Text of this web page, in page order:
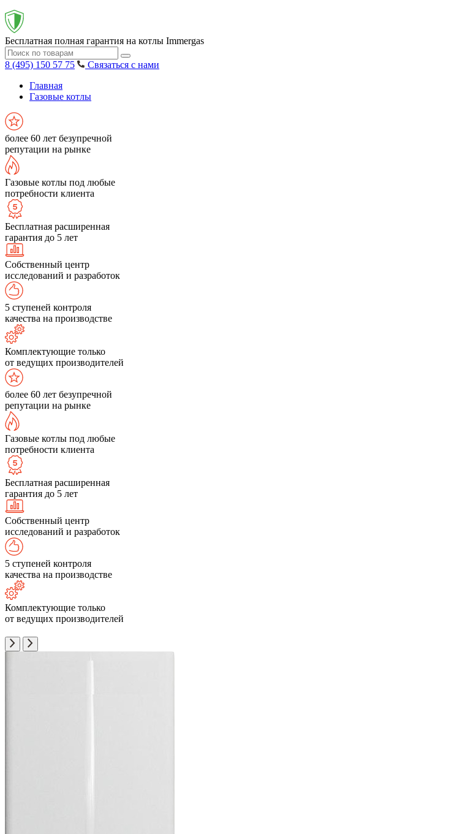
Бесплатная полная гарантия на котлы Immergas
8 (495) 150 57 75
Связаться с нами
Главная
Газовые котлы
более 60 лет безупречной
репутации на рынке
Газовые котлы под любые
потребности клиента
Бесплатная расширенная
гарантия до 5 лет
Собственный центр
исследований и разработок
5 ступеней контроля
качества на производстве
Комплектующие только
от ведущих производителей
более 60 лет безупречной
репутации на рынке
Газовые котлы под любые
потребности клиента
Бесплатная расширенная
гарантия до 5 лет
Собственный центр
исследований и разработок
5 ступеней контроля
качества на производстве
Комплектующие только
от ведущих производителей